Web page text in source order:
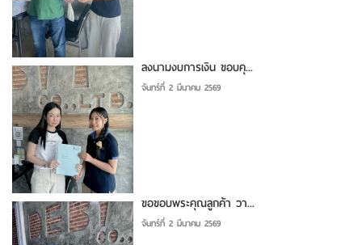
ลงนามงบการเงิน ขอบคุ...
จันทร์ที่ 2 มีนาคม 2569
ขอขอบพระคุณลูกค้า วา...
จันทร์ที่ 2 มีนาคม 2569